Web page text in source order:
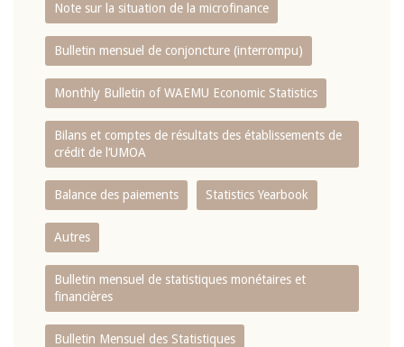
Note sur la situation de la microfinance
Bulletin mensuel de conjoncture (interrompu)
Monthly Bulletin of WAEMU Economic Statistics
Bilans et comptes de résultats des établissements de
crédit de l‘UMOA
Balance des paiements Statistics Yearbook
Autres
Bulletin mensuel de statistiques monétaires et
financières
Bulletin Mensuel des Statistiques